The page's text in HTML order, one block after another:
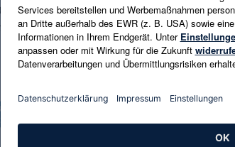
Gutschein. Eine Abmeldung ist jederzeit in